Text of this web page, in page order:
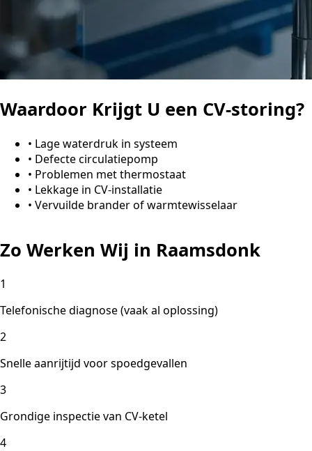
Waardoor Krijgt U een CV-storing?
• Lage waterdruk in systeem
• Defecte circulatiepomp
• Problemen met thermostaat
• Lekkage in CV-installatie
• Vervuilde brander of warmtewisselaar
Zo Werken Wij in Raamsdonk
1
Telefonische diagnose (vaak al oplossing)
2
Snelle aanrijtijd voor spoedgevallen
3
Grondige inspectie van CV-ketel
4